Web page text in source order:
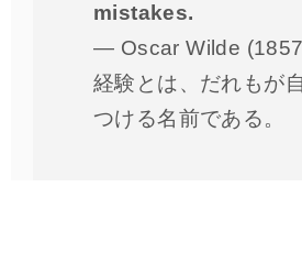
mistakes.
— Oscar Wilde
経験とは、だれもが
つける名前である。